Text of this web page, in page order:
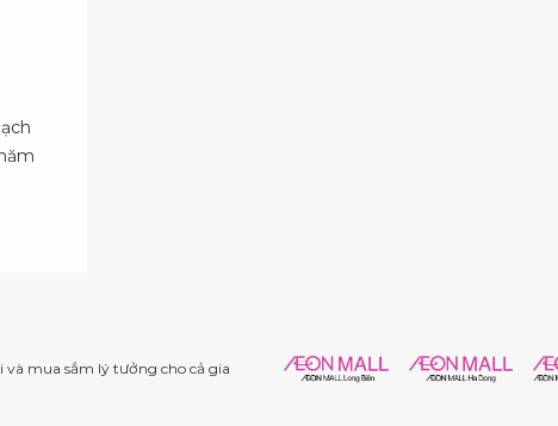
và mua sắm lý tưởng cho cả gia